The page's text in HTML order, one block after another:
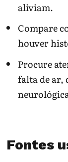
aliviam.
Compare
houver
Procure
falta de ar,
Fontes